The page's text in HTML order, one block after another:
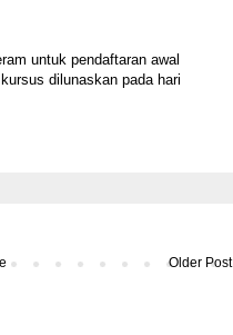
untuk pendaftaran awal
dilunaskan pada hari
Older Post